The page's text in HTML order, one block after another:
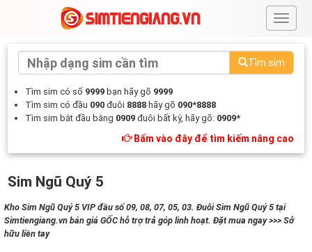
#
Tìm sim
Tìm sim có số 9999 bạn hãy gõ 9999
Tìm sim có đầu 090 đuôi 8888 hãy gõ 090*8888
Tìm sim bắt đầu bằng 0909 đuôi bất kỳ, hãy gõ: 0909*
Bấm vào đây để tìm kiếm nâng cao
Sim Ngũ Quý 5
Kho Sim Ngũ Quý 5 VIP đầu số 09, 08, 07, 05, 03. Đuôi Sim Ngũ Quý 5 tại
Simtiengiang.vn bán giá GỐC hỗ trợ trả góp linh hoạt. Đặt mua ngay >>> Sở
hữu liền tay